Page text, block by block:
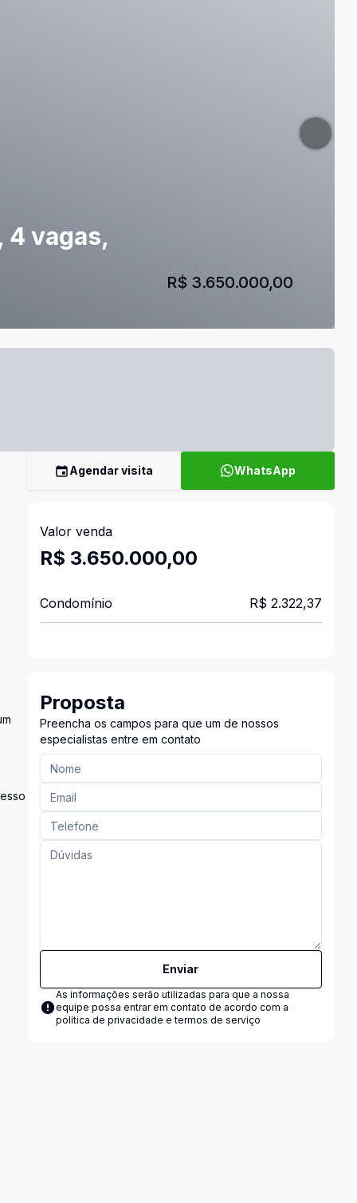
4 vagas,
R$ 3.650.000,00
Agendar visita WhatsApp
Valor venda
R$ 3.650.000,00
Condomínio R$ 2.322,37
Proposta
Preencha os campos para que um de nossos
especialistas entre em contato
Enviar
As informações serão utilizadas para que a nossa
equipe possa entrar em contato de acordo com a
política de privacidade e termos de serviço